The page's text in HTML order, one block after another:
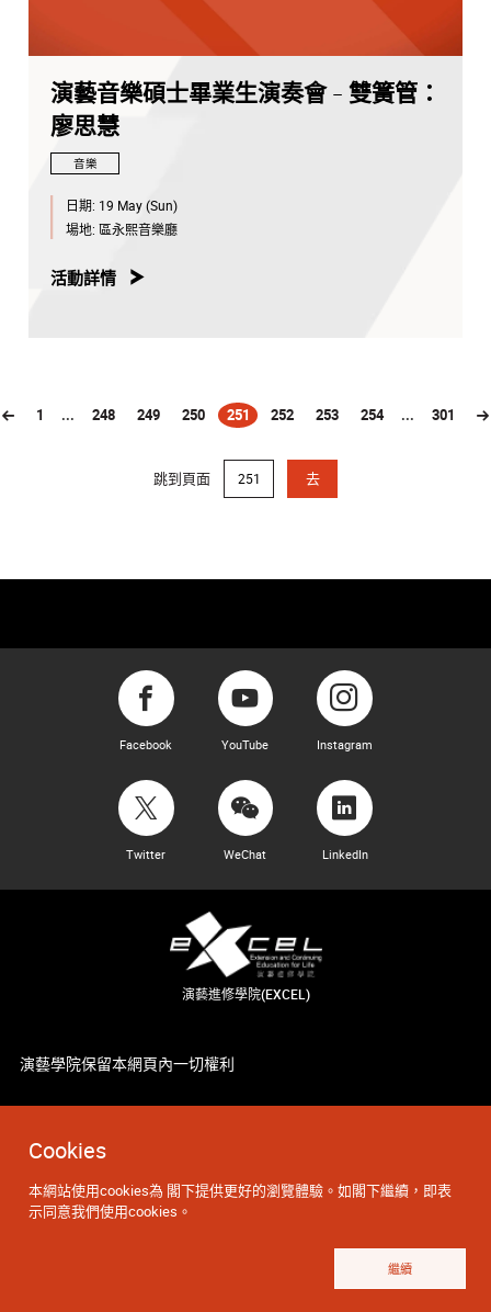
Cookies
本網站使用cookies為 閣下提供更好的瀏覽體驗。如閣下繼續，即表
示同意我們使用cookies。
繼續
演藝音樂碩士畢業生演奏會 - 雙簧管：
廖思慧
音樂
日期: 19 May (Sun)
場地: 區永熙音樂廳
活動詳情
1 ... 248 249 250 251
(current)252 253 254 ... 301
跳到頁面 去
Facebook YouTube Instagram
Twitter WeChat LinkedIn
演藝進修學院(EXCEL)
演藝學院保留本網頁內一切權利